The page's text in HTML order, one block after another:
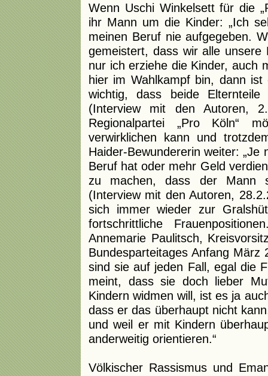
Wenn Uschi Winkelsett für die
ihr Mann um die Kinder: „Ich
meinen Beruf nie aufgegeben.
gemeistert, dass wir alle
nur ich erziehe die Kinder, auch
hier im Wahlkampf bin, dann
wichtig, dass beide Elternteile
(Interview mit den Autoren,
Regionalpartei „Pro Köln“
verwirklichen kann und
Haider-Bewundererin weiter:
Beruf hat oder mehr Geld
zu machen, dass der Mann
(Interview mit den Autoren,
sich immer wieder zur
fortschrittliche
Annemarie Paulitsch,
Bundesparteitages Anfang März
sind sie auf jeden Fall, egal die
meint, dass sie doch lieber
Kindern widmen will, ist es ja
dass er das überhaupt nicht
und weil er mit Kindern
anderweitig orientieren.“
Völkischer Rassismus und